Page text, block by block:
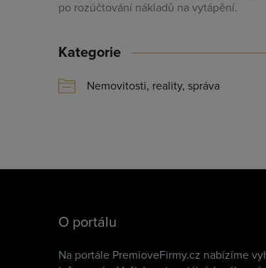
po rozúčtování nákladů na vytápění.
Kategorie
Nemovitosti, reality, správa
O portálu
Na portále PremioveFirmy.cz nabízíme